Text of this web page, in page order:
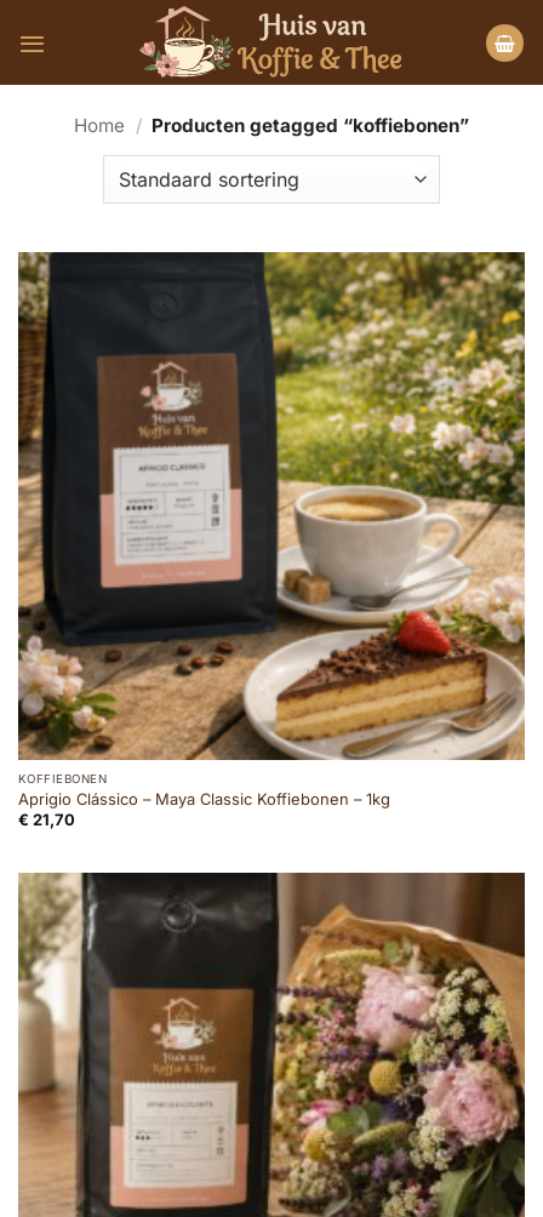
naar
Home / Producten getagged “koffiebonen”
KOFFIEBONEN
Aprigio Clássico – Maya Classic Koffiebonen – 1kg
€ 21,70